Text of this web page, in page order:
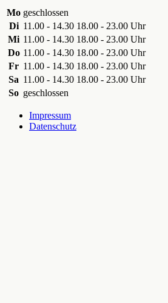
Mo geschlossen
Di 11.00 - 14.30 18.00 - 23.00 Uhr
Mi 11.00 - 14.30 18.00 - 23.00 Uhr
Do 11.00 - 14.30 18.00 - 23.00 Uhr
Fr 11.00 - 14.30 18.00 - 23.00 Uhr
Sa 11.00 - 14.30 18.00 - 23.00 Uhr
So geschlossen
Impressum
Datenschutz